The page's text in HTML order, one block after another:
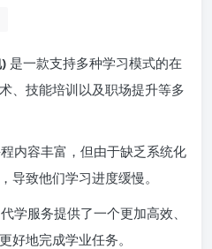
是一款支持多种学习模式的在
、技能培训以及职场提升等多
内容丰富，但由于缺乏系统化
导致他们学习进度缓慢。
学服务提供了一个更加高效、
好地完成学业任务。